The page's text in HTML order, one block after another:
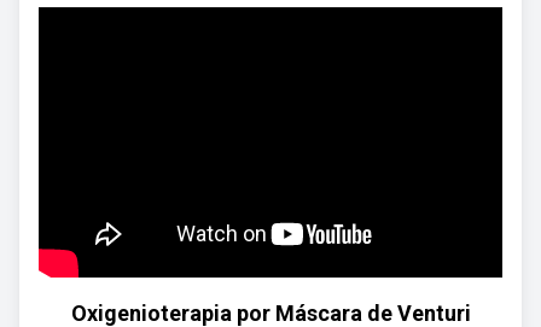
Oxigenioterapia por Máscara de Venturi